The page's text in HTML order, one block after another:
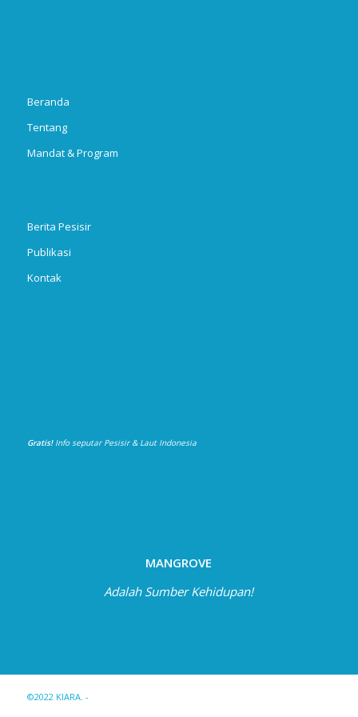
Beranda
Tentang
Mandat & Program
Berita Pesisir
Publikasi
Kontak
Gratis! Info seputar Pesisir & Laut Indonesia
MANGROVE
Adalah Sumber Kehidupan!
©2022 KIARA. -